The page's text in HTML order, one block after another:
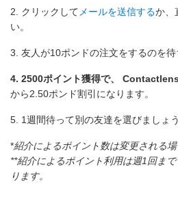
2. クリックして メールを送信するか、
い。
3. 友人が10ポンドの注文をするのを待
4. 2500ポイント獲得で、
から2.50ポンド割引になります。
5. 1週間待って別の友達を選びましょ
*紹介によるポイント数は変更される場
**紹介によるポイント利用は週1回ま
ります。